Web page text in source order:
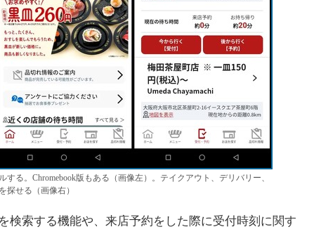
る。Chromebook版もある（画像左）。テイクアウト、デリバリー、
探せる（画像右）
検索する機能や、来店予約をした際に受付時刻に関す